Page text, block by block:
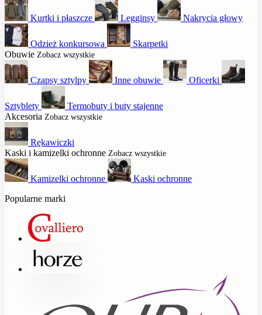
Kurtki i płaszcze Legginsy Nakrycia głowy
Odzież konkursowa
Skarpetki
Obuwie Zobacz wszystkie
Czapsy sztylpy Inne obuwie Oficerki
Sztyblety
Termobuty i buty stajenne
Akcesoria Zobacz wszystkie
Rękawiczki
Kaski i kamizelki ochronne Zobacz wszystkie
Kamizelki ochronne
Kaski ochronne
Popularne marki